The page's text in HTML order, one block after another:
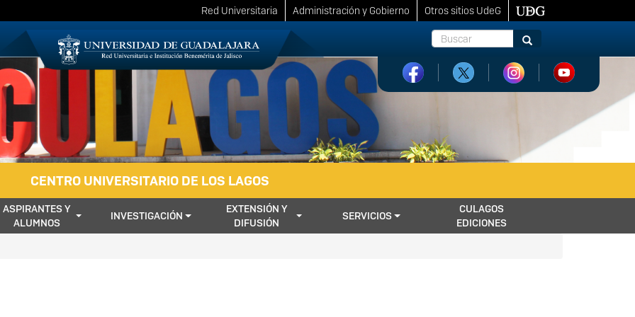
Red Universitaria Administración y Gobierno
Otros sitios UdeG
Buscar
Buscar
CENTRO UNIVERSITARIO DE LOS LAGOS
ASPIRANTES Y
ALUMNOS
INVESTIGACIÓN
EXTENSIÓN Y
DIFUSIÓN
SERVICIOS
CULAGOS
EDICIONES